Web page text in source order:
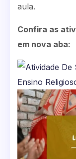
aula.
Confira as
em nova aba: